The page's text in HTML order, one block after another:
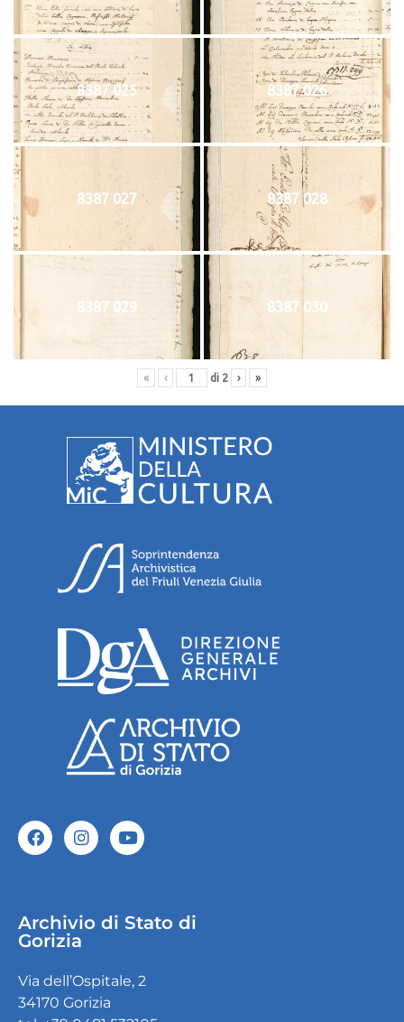
8387 025 8387 026
8387 027 8387 028
8387 029 8387 030
« ‹ di 2 › »
Archivio di Stato di
Gorizia
Via dell’Ospitale, 2
34170 Gorizia